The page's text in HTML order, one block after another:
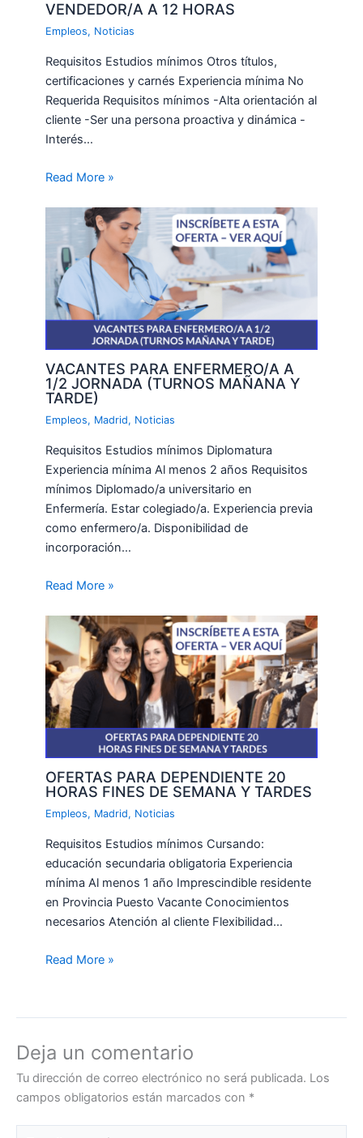
VENDEDOR/A A 12 HORAS
Empleos, Noticias
Requisitos Estudios mínimos Otros títulos,
certificaciones y carnés Experiencia mínima No
Requerida Requisitos mínimos -Alta orientación al
cliente -Ser una persona proactiva y dinámica -
Interés…
Read More »
VACANTES PARA ENFERMERO/A A
1/2 JORNADA (TURNOS MAÑANA Y
TARDE)
Empleos, Madrid, Noticias
Requisitos Estudios mínimos Diplomatura
Experiencia mínima Al menos 2 años Requisitos
mínimos Diplomado/a universitario en
Enfermería. Estar colegiado/a. Experiencia previa
como enfermero/a. Disponibilidad de
incorporación…
Read More »
OFERTAS PARA DEPENDIENTE 20
HORAS FINES DE SEMANA Y TARDES
Empleos, Madrid, Noticias
Requisitos Estudios mínimos Cursando:
educación secundaria obligatoria Experiencia
mínima Al menos 1 año Imprescindible residente
en Provincia Puesto Vacante Conocimientos
necesarios Atención al cliente Flexibilidad…
Read More »
Deja un comentario
Tu dirección de correo electrónico no será publicada. Los
campos obligatorios están marcados con *